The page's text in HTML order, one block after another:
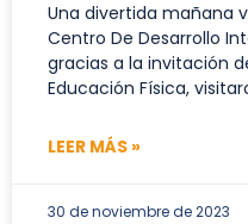
Una divertida mañana
Centro De Desarrollo
gracias a la invitación
Educación Física,
LEER MÁS »
30 de noviembre de 2023